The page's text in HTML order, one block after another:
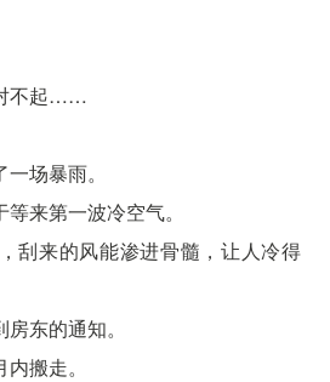
不起……
场暴雨。
来第一波冷空气。
刮来的风能渗进骨髓，让人冷得
东的通知。
搬走。